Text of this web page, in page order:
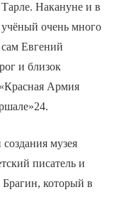
Накануне и в
очень много
сам Евгений
и близок
Армия
музея
писатель и
который в